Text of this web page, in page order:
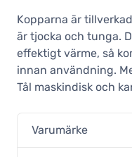
80 ml
17,90
Kopparna är
är tjocka och tunga.
effektigt värme, så
innan användning.
Tål maskindisk och
Varumärke